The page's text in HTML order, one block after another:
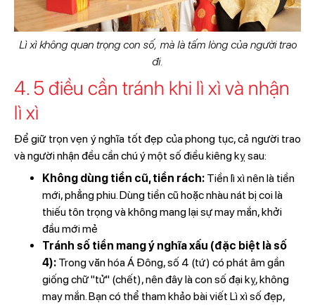
Lì xì không quan trọng con số, mà là tấm lòng của người trao
đi.
4. 5 điều cần tránh khi lì xì và nhận
lì xì
Để giữ trọn vẹn ý nghĩa tốt đẹp của phong tục, cả người trao
và người nhận đều cần chú ý một số điều kiêng kỵ sau:
Không dùng tiền cũ, tiền rách: Tiền lì xì nên là tiền
mới, phẳng phiu. Dùng tiền cũ hoặc nhàu nát bị coi là
thiếu tôn trọng và không mang lại sự may mắn, khởi
đầu mới mẻ
Tránh số tiền mang ý nghĩa xấu (đặc biệt là số
4):Trong văn hóa Á Đông, số 4 (tứ) có phát âm gần
giống chữ "tử" (chết), nên đây là con số đại kỵ, không
may mắn. Bạn có thể tham khảo bài viết Lì xì số đẹp,